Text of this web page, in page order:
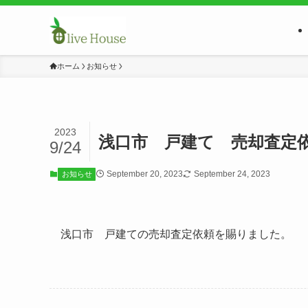
ホーム お知らせ
浅口市 戸建て 売却査定
2023
9/24
お知らせ September 20, 2023 September 24, 2023
浅口市 戸建ての売却査定依頼を賜りました。